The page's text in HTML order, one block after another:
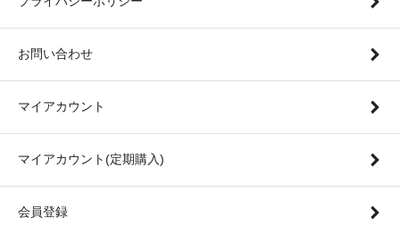
お問い合わせ
マイアカウント
マイアカウント(定期購入)
会員登録